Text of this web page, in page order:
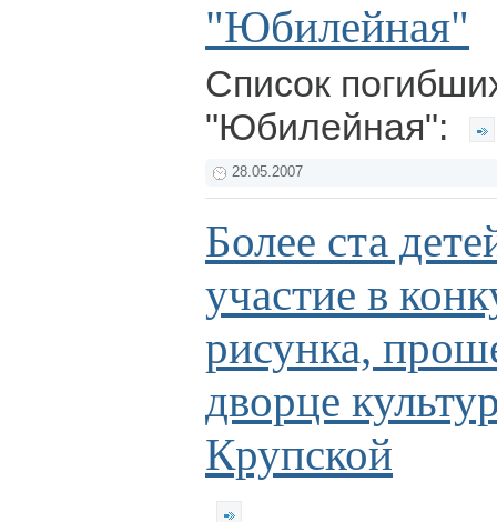
"Юбилейная"
Список
"Юбилейная":
28.05.2007
Более ста
участие в
рисунка,
дворце
Крупской